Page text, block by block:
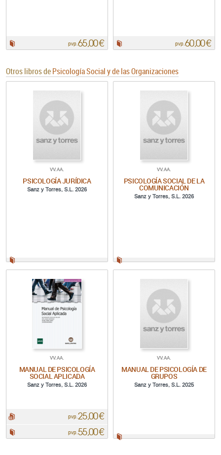
pvp.65,00 € pvp.60,00 €
Otros libros dePsicología Social y de las Organizaciones
VV.AA.
PSICOLOGÍA JURÍDICA
Sanz y Torres, S.L. 2026
VV.AA.
PSICOLOGÍA SOCIAL DE LA
COMUNICACIÓN
Sanz y Torres, S.L. 2026
VV.AA.
MANUAL DE PSICOLOGÍA
SOCIAL APLICADA
Sanz y Torres, S.L. 2026
pvp. 25,00 €
pvp.55,00 €
VV.AA.
MANUAL DE PSICOLOGÍA DE
GRUPOS
Sanz y Torres, S.L. 2025